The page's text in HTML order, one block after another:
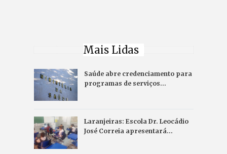
Mais Lidas
Saúde abre credenciamento para
programas de serviços…
Laranjeiras: Escola Dr. Leocádio
José Correia apresentará…